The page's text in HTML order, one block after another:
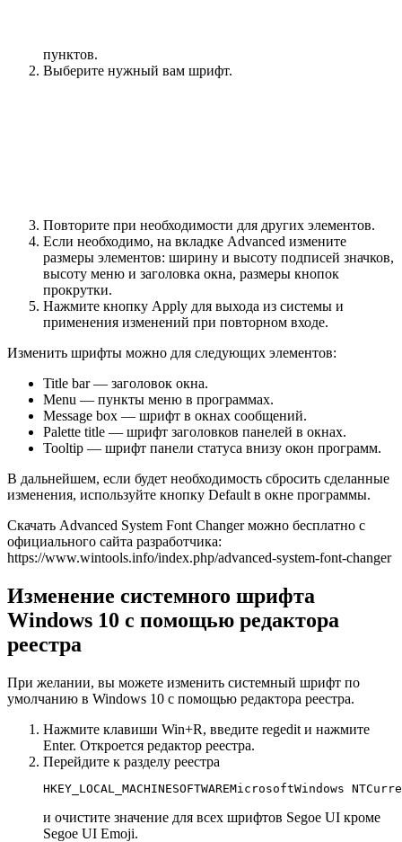
пунктов.
Выберите нужный вам шрифт.
Повторите при необходимости для других элементов.
Если необходимо, на вкладке Advanced измените
размеры элементов: ширину и высоту подписей значков,
высоту меню и заголовка окна, размеры кнопок
прокрутки.
Нажмите кнопку Apply для выхода из системы и
применения изменений при повторном входе.
Изменить шрифты можно для следующих элементов:
Title bar — заголовок окна.
Menu — пункты меню в программах.
Message box — шрифт в окнах сообщений.
Palette title — шрифт заголовков панелей в окнах.
Tooltip — шрифт панели статуса внизу окон программ.
В дальнейшем, если будет необходимость сбросить сделанные
изменения, используйте кнопку Default в окне программы.
Скачать Advanced System Font Changer можно бесплатно с
официального сайта разработчика:
https://www.wintools.info/index.php/advanced-system-font-changer
Изменение системного шрифта
Windows 10 с помощью редактора
реестра
При желании, вы можете изменить системный шрифт по
умолчанию в Windows 10 с помощью редактора реестра.
Нажмите клавиши Win+R, введите regedit и нажмите
Enter. Откроется редактор реестра.
Перейдите к разделу реестра
HKEY_LOCAL_MACHINESOFTWAREMicrosoftWindows
и очистите значение для всех шрифтов Segoe UI кроме
Segoe UI Emoji.